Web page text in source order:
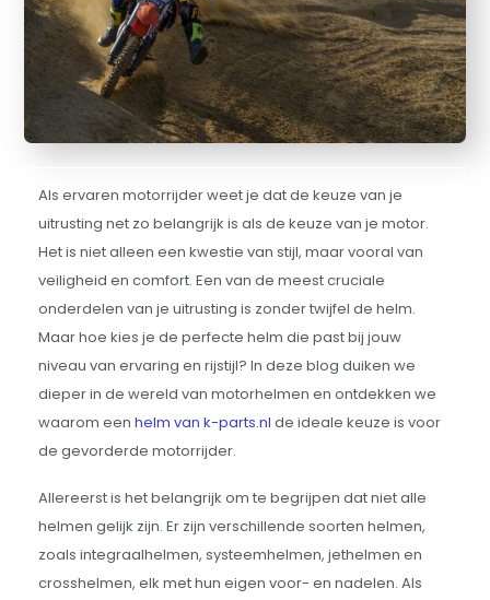
Als ervaren motorrijder weet je dat de keuze van je
uitrusting net zo belangrijk is als de keuze van je motor.
Het is niet alleen een kwestie van stijl, maar vooral van
veiligheid en comfort. Een van de meest cruciale
onderdelen van je uitrusting is zonder twijfel de helm.
Maar hoe kies je de perfecte helm die past bij jouw
niveau van ervaring en rijstijl? In deze blog duiken we
dieper in de wereld van motorhelmen en ontdekken we
waarom eenhelm van k-parts.nl de ideale keuze is voor
de gevorderde motorrijder.
Allereerst is het belangrijk om te begrijpen dat niet alle
helmen gelijk zijn. Er zijn verschillende soorten helmen,
zoals integraalhelmen, systeemhelmen, jethelmen en
crosshelmen, elk met hun eigen voor- en nadelen. Als